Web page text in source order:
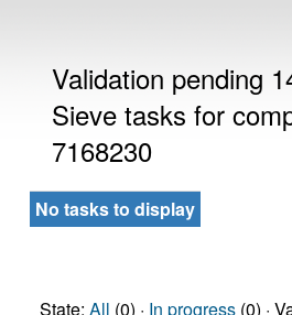
Validation pending
Sieve tasks for
7168230
No tasks to display
State: All (0) · In progress(0) ·